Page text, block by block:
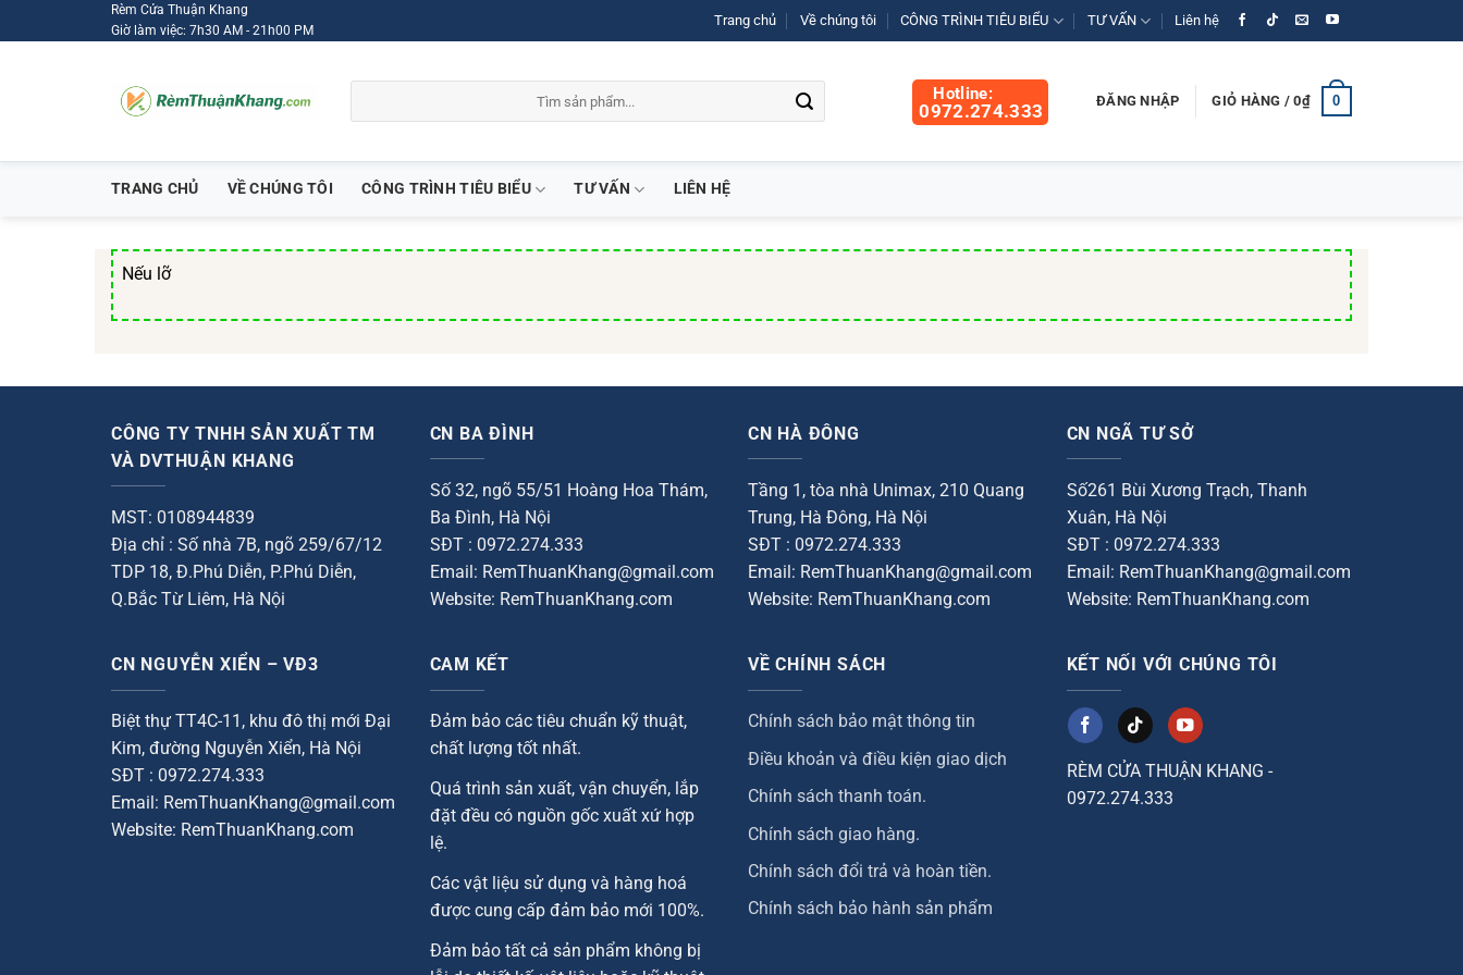
qua
Rèm Cửa Thuận Khang
Giờ làm việc: 7h30 AM - 21h00 PM
Trang chủ Về chúng tôi CÔNG TRÌNH TIÊU BIỂU TƯ VẤN Liên hệ
Hotline:
0972.274.333 ĐĂNG NHẬP GIỎ HÀNG /0₫ 0
TRANG CHỦ VỀ CHÚNG TÔI CÔNG TRÌNH TIÊU BIỂU TƯ VẤN LIÊN HỆ
Nếu lỡ
CÔNG TY TNHH SẢN XUẤT TM
VÀ DVTHUẬN KHANG
MST: 0108944839
Địa chỉ : Số nhà 7B, ngõ 259/67/12
TDP 18, Đ.Phú Diễn, P.Phú Diễn,
Q.Bắc Từ Liêm, Hà Nội
CN BA ĐÌNH
Số 32, ngõ 55/51 Hoàng Hoa Thám,
Ba Đình, Hà Nội
SĐT : 0972.274.333
Email: RemThuanKhang@gmail.com
Website: RemThuanKhang.com
CN HÀ ĐÔNG
Tầng 1, tòa nhà Unimax, 210 Quang
Trung, Hà Đông, Hà Nội
SĐT : 0972.274.333
Email: RemThuanKhang@gmail.com
Website: RemThuanKhang.com
CN NGÃ TƯ SỞ
Số261 Bùi Xương Trạch, Thanh
Xuân, Hà Nội
SĐT : 0972.274.333
Email: RemThuanKhang@gmail.com
Website: RemThuanKhang.com
CN NGUYỄN XIỂN – VĐ3
Biệt thự TT4C-11, khu đô thị mới Đại
Kim, đường Nguyễn Xiển, Hà Nội
SĐT : 0972.274.333
Email: RemThuanKhang@gmail.com
Website: RemThuanKhang.com
CAM KẾT
Đảm bảo các tiêu chuẩn kỹ thuật,
chất lượng tốt nhất.
Quá trình sản xuất, vận chuyển, lắp
đặt đều có nguồn gốc xuất xứ hợp
lệ.
Các vật liệu sử dụng và hàng hoá
được cung cấp đảm bảo mới 100%.
Đảm bảo tất cả sản phẩm không bị
VỀ CHÍNH SÁCH
Chính sách bảo mật thông tin
Điều khoản và điều kiện giao dịch
Chính sách thanh toán.
Chính sách giao hàng.
Chính sách đổi trả và hoàn tiền.
Chính sách bảo hành sản phẩm
KẾT NỐI VỚI CHÚNG TÔI
RÈM CỬA THUẬN KHANG -
0972.274.333